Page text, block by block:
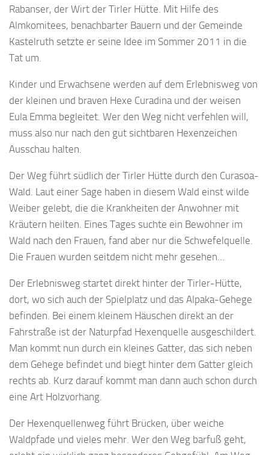
Rabanser, der Wirt der Tirler Hütte. Mit Hilfe des
Almkomitees, benachbarter Bauern und der Gemeinde
Kastelruth setzte er seine Idee im Sommer 2011 in die
Tat um.
Kinder und Erwachsene werden auf dem Erlebnisweg von
der kleinen und braven Hexe Curadina und der weisen
Eula Emma begleitet. Wer den Weg nicht verfehlen will,
muss also nur nach den gut sichtbaren Hexenzeichen
Ausschau halten.
Der Weg führt südlich der Tirler Hütte durch den Curasoa-
Wald. Laut einer Sage haben in diesem Wald einst wilde
Weiber gelebt, die die Krankheiten der Anwohner mit
Kräutern heilten. Eines Tages suchte ein Bewohner im
Wald nach den Frauen, fand aber nur die Schwefelquelle.
Die Frauen wurden seitdem nicht mehr gesehen…
Der Erlebnisweg startet direkt hinter der Tirler-Hütte,
dort, wo sich auch der Spielplatz und das Alpaka-Gehege
befinden. Bei einem kleinem Häuschen direkt an der
Fahrstraße ist der Naturpfad Hexenquelle ausgeschildert.
Man kommt nun durch ein kleines Gatter, das sich neben
dem Gehege befindet und biegt hinter dem Gatter gleich
rechts ab. Kurz darauf kommt man dann auch schon durch
eine Art Holzvorhang.
Der Hexenquellenweg führt Brücken, über weiche
Waldpfade und vieles mehr. Wer den Weg barfuß geht,